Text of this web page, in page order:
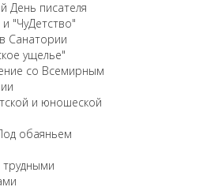
День писателя
"ЧуДетство"
Санатории
ущелье"
со Всемирным
и юношеской
обаяньем
трудными